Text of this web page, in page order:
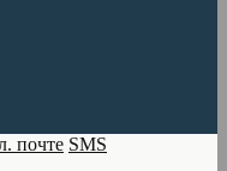
почте SMS